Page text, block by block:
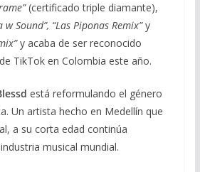
(certificado triple diamante),
w Sound”, “Las Piponas Remix”y
y acaba de ser reconocido
TikTok en Colombia este año.
está reformulando el género
Un artista hecho en Medellín que
a su corta edad continúa
musical mundial.